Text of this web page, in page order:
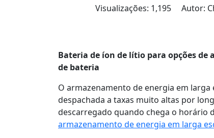
Visualizações: 1,195 Autor:
Bateria de íon de lítio para opções de
de bateria
O armazenamento de energia em
despachada a taxas muito altas por
descarregado quando chega o horário
armazenamento de energia em larga